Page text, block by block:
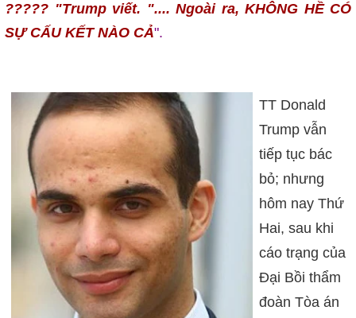
????? "Trump viết. ".... Ngoài ra, KHÔNG HỀ CÓ
SỰ CẤU KẾT NÀO CẢ".
TT Donald
Trump vẫn
tiếp tục bác
bỏ; nhưng
hôm nay Thứ
Hai, sau khi
cáo trạng của
Đại Bồi thẩm
đoàn Tòa án